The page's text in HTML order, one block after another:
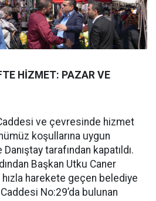
HİZMET: PAZAR VE
ve çevresinde hizmet
koşullarına uygun
tarafından kapatıldı.
Başkan Utku Caner
hızla harekete geçen belediye
No:29’da bulunan